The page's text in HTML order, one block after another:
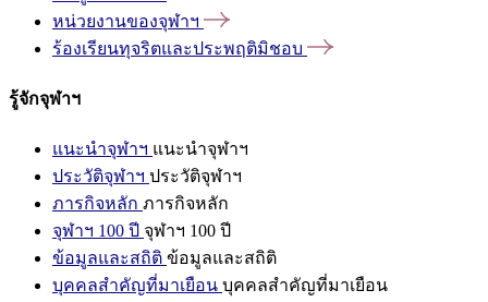
หน่วยงานของจุฬาฯ
ร้องเรียนทุจริตและประพฤติมิชอบ
รู้จักจุฬาฯ
แนะนำจุฬาฯ แนะนำจุฬาฯ
ประวัติจุฬาฯ ประวัติจุฬาฯ
ภารกิจหลัก ภารกิจหลัก
จุฬาฯ 100 ปี จุฬาฯ 100 ปี
ข้อมูลและสถิติ ข้อมูลและสถิติ
บุคคลสำคัญที่มาเยือน บุคคลสำคัญที่มาเยือน